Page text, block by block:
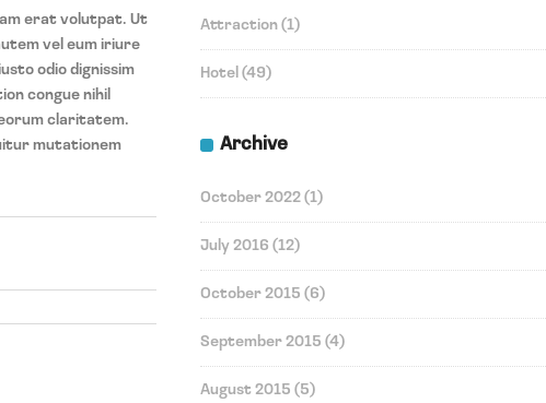
erat volutpat. Ut
vel eum iriure
odio dignissim
congue nihil
claritatem.
mutationem
Attraction (1)
Hotel (49)
Archive
October 2022 (1)
July 2016 (12)
October 2015 (6)
September 2015 (4)
August 2015 (5)